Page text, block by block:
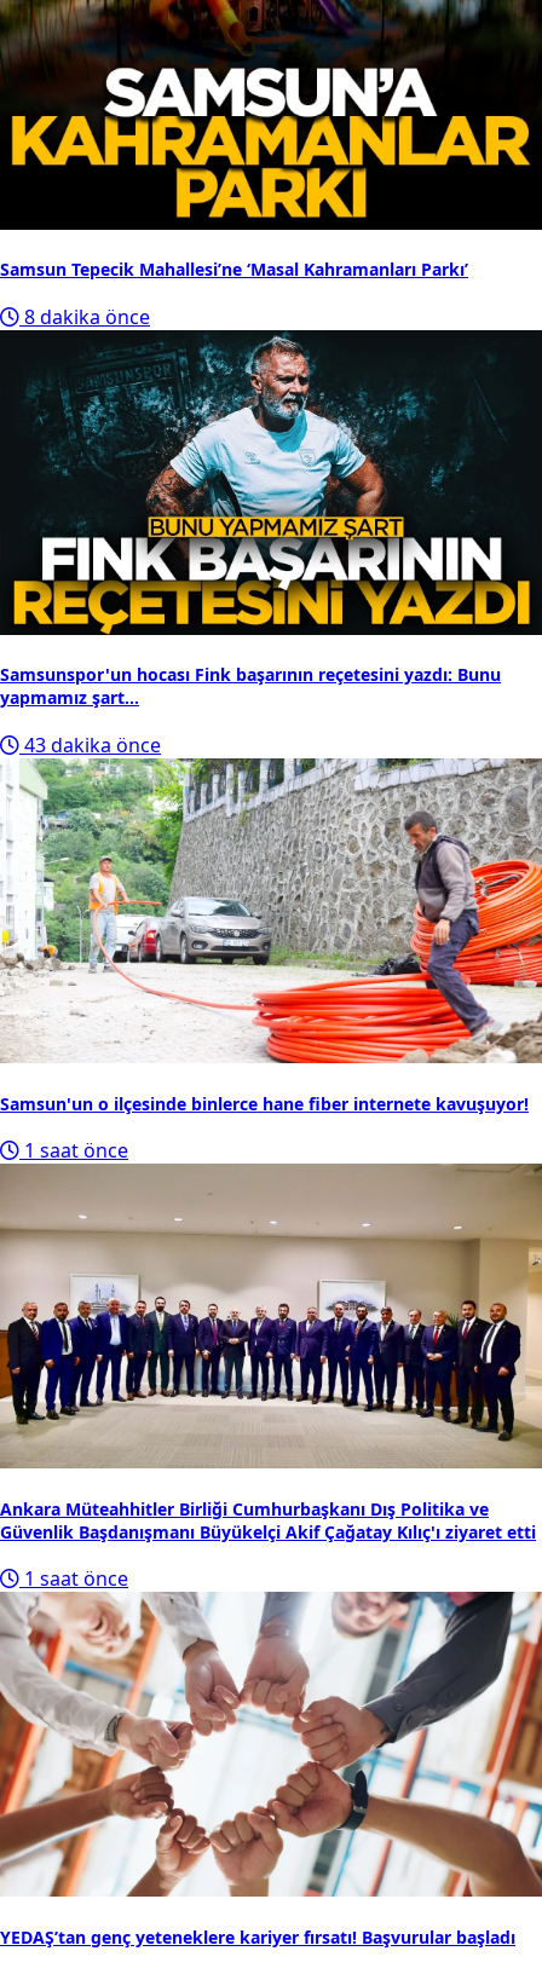
Samsun Tepecik Mahallesi’ne ‘Masal Kahramanları Parkı’
8 dakika önce
Samsunspor'un hocası Fink başarının reçetesini yazdı: Bunu
yapmamız şart...
43 dakika önce
Samsun'un o ilçesinde binlerce hane fiber internete kavuşuyor!
1 saat önce
Ankara Müteahhitler Birliği Cumhurbaşkanı Dış Politika ve
Güvenlik Başdanışmanı Büyükelçi Akif Çağatay Kılıç'ı ziyaret etti
1 saat önce
YEDAŞ’tan genç yeteneklere kariyer fırsatı! Başvurular başladı